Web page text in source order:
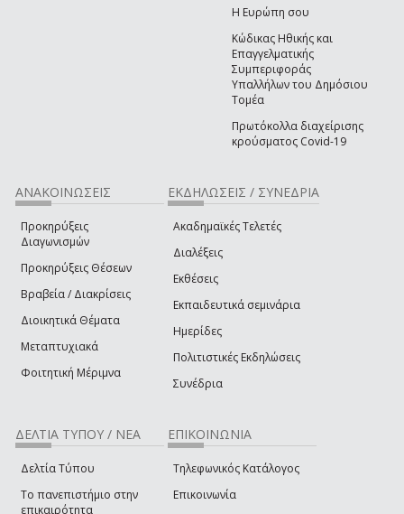
Η Ευρώπη σου
Κώδικας Ηθικής και
Επαγγελματικής
Συμπεριφοράς
Υπαλλήλων του Δημόσιου
Τομέα
Πρωτόκολλα διαχείρισης
κρούσματος Covid-19
ΑΝΑΚΟΙΝΩΣΕΙΣ
Προκηρύξεις
Διαγωνισμών
Προκηρύξεις Θέσεων
Βραβεία / Διακρίσεις
Διοικητικά Θέματα
Μεταπτυχιακά
Φοιτητική Μέριμνα
ΕΚΔΗΛΩΣΕΙΣ / ΣΥΝΕΔΡΙΑ
Ακαδημαϊκές Τελετές
Διαλέξεις
Εκθέσεις
Εκπαιδευτικά σεμινάρια
Ημερίδες
Πολιτιστικές Εκδηλώσεις
Συνέδρια
ΔΕΛΤΙΑ ΤΥΠΟΥ / ΝΕΑ
Δελτία Τύπου
Το πανεπιστήμιο στην
επικαιρότητα
ΕΠΙΚΟΙΝΩΝΙΑ
Τηλεφωνικός Κατάλογος
Επικοινωνία